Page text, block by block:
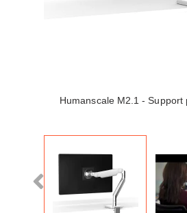
Humanscale M2.1 - Support